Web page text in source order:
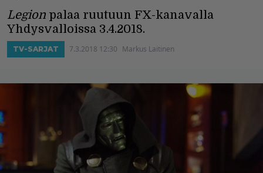
Legion palaa ruutuun FX-kanavalla
Yhdysvalloissa 3.4.2018.
TV-SARJAT 7.3.2018 12:30 Markus Laitinen